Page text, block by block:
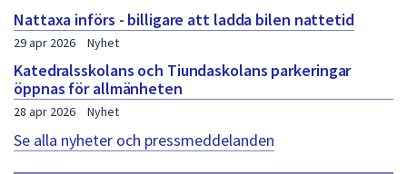
Nattaxa införs - billigare att ladda bilen nattetid
29 apr 2026 Nyhet
Katedralsskolans och Tiundaskolans parkeringar
öppnas för allmänheten
28 apr 2026 Nyhet
Se alla nyheter och pressmeddelanden